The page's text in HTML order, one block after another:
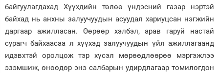
байгуулагдахад Хүүхдийн төлөө үндэсний газар нэртэй
байхад нь анхны залуучуудын асуудал хариуцсан нэгжийн
даргаар ажилласан. Өөрөөр хэлбэл, арав гаруй настай
сурагч байхаасаа л хүүхэд залуучуудын үйл ажиллагаанд
идэвхтэй оролцож тэр хүсэл мөрөөдлөөрөө мэргэжлээ
эзэмшиж, өнөөдөр энэ салбарын удирдлагаар томилогдон